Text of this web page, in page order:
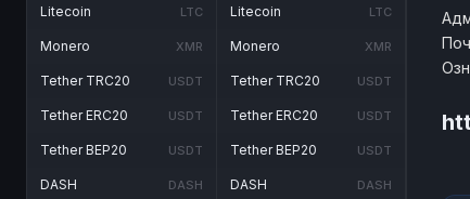
Litecoin LTC
Monero XMR
Tether TRC20 USDT
Tether ERC20 USDT
Tether BEP20 USDT
DASH DASH
Litecoin LTC
Monero XMR
Tether TRC20 USDT
Tether ERC20 USDT
Tether BEP20 USDT
DASH DASH